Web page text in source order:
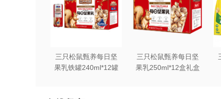
三只松鼠甄养每日坚
果乳铁罐240ml*12罐
三只松鼠甄养每日坚
果乳250ml*12盒礼盒